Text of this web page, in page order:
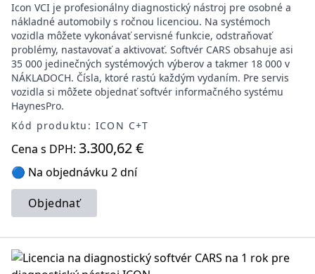
Icon VCI je profesionálny diagnostický nástroj pre osobné a
nákladné automobily s ročnou licenciou. Na systémoch
vozidla môžete vykonávať servisné funkcie, odstraňovať
problémy, nastavovať a aktivovať. Softvér CARS obsahuje asi
35 000 jedinečných systémových výberov a takmer 18 000 v
NÁKLADOCH. Čísla, ktoré rastú každým vydaním. Pre servis
vozidla si môžete objednať softvér informačného systému
HaynesPro.
Kód produktu: ICON C+T
Cena s DPH: 3.300,62 €
🔵 Na objednávku 2 dní
Objednať